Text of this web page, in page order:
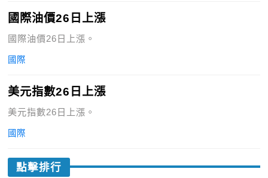
國際油價26日上漲
國際油價26日上漲。
國際
美元指數26日上漲
美元指數26日上漲。
國際
點擊排行